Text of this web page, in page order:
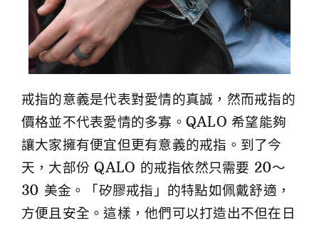
戒指的意義是代表對愛情的真誠，然而戒指的
價格並不代表愛情的多寡。QALO 希望能夠
讓大家擁有便宜但更有意義的戒指。到了今
天，大部份 QALO 的戒指依然只需要 20～
30 美金。「矽膠戒指」的特點如佩戴舒適，
方便且安全。這樣，他們可以打造出不但在日